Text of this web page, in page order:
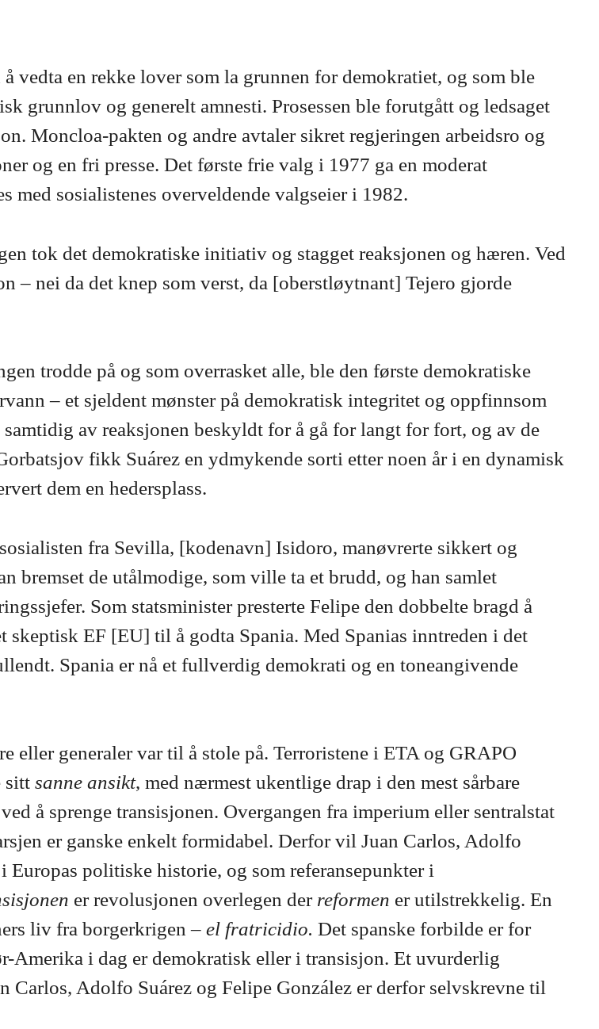
vedta en rekke lover som la grunnen for demokratiet, og som ble
grunnlov og generelt amnesti. Prosessen ble forutgått og ledsaget
Moncloa-pakten og andre avtaler sikret regjeringen arbeidsro og
og en fri presse. Det første frie valg i 1977 ga en moderat
med sosialistenes overveldende valgseier i 1982.
tok det demokratiske initiativ og stagget reaksjonen og hæren. Ved
– nei da det knep som verst, da [oberstløytnant] Tejero gjorde
trodde på og som overrasket alle, ble den første demokratiske
– et sjeldent mønster på demokratisk integritet og oppfinnsom
av reaksjonen beskyldt for å gå for langt for fort, og av de
fikk Suárez en ydmykende sorti etter noen år i en dynamisk
dem en hedersplass.
fra Sevilla, [kodenavn] Isidoro, manøvrerte sikkert og
bremset de utålmodige, som ville ta et brudd, og han samlet
Som statsminister presterte Felipe den dobbelte bragd å
EF [EU] til å godta Spania. Med Spanias inntreden i det
Spania er nå et fullverdig demokrati og en toneangivende
eller generaler var til å stole på. Terroristene i ETA og GRAPO
sitt sanne ansikt, med nærmest ukentlige drap i den mest sårbare
å sprenge transisjonen. Overgangen fra imperium eller sentralstat
er ganske enkelt formidabel. Derfor vil Juan Carlos, Adolfo
Europas politiske historie, og som referansepunkter i
er revolusjonen overlegen der reformen er utilstrekkelig. En
liv fra borgerkrigen – el fratricidio. Det spanske forbilde er for
Amerika i dag er demokratisk eller i transisjon. Et uvurderlig
Carlos, Adolfo Suárez og Felipe González er derfor selvskrevne til